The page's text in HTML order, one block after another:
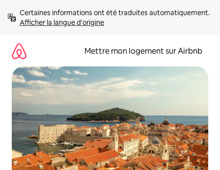
directement
Afficher la langue d'origine
Mettre mon logement sur Airbnb